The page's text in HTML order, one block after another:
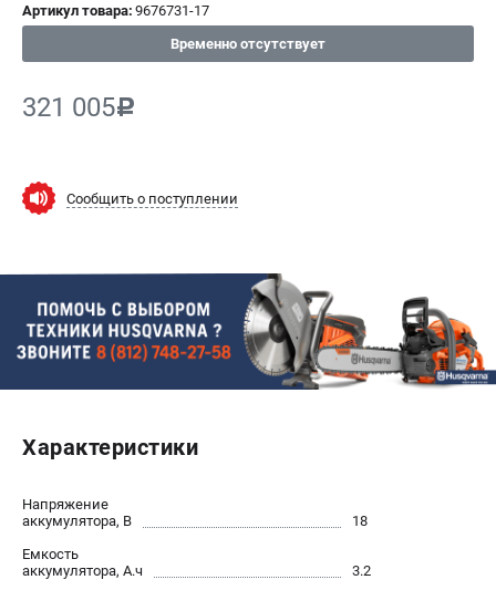
СЕРВИС
Сервисный центр
Гарантия Husqvarna
Политика обработки персональных данных
ИНФОРМАЦИЯ
О компании
О бренде
Юридическим лицам
Пользовательское соглашение
Способы оплаты
Артикул товара: 9676731-17
Временно отсутствует
321 005c
Сообщить о поступлении
Характеристики
Напряжение
аккумулятора, В
18
Емкость
аккумулятора, А.ч
3.2